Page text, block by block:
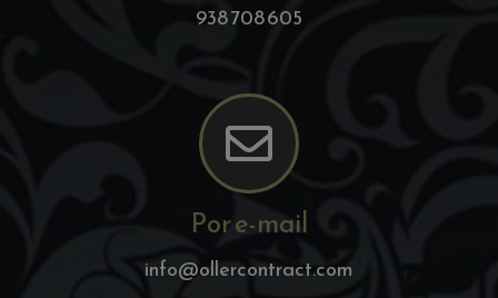
938 708 605
Por e-mail
info@ollercontract.com